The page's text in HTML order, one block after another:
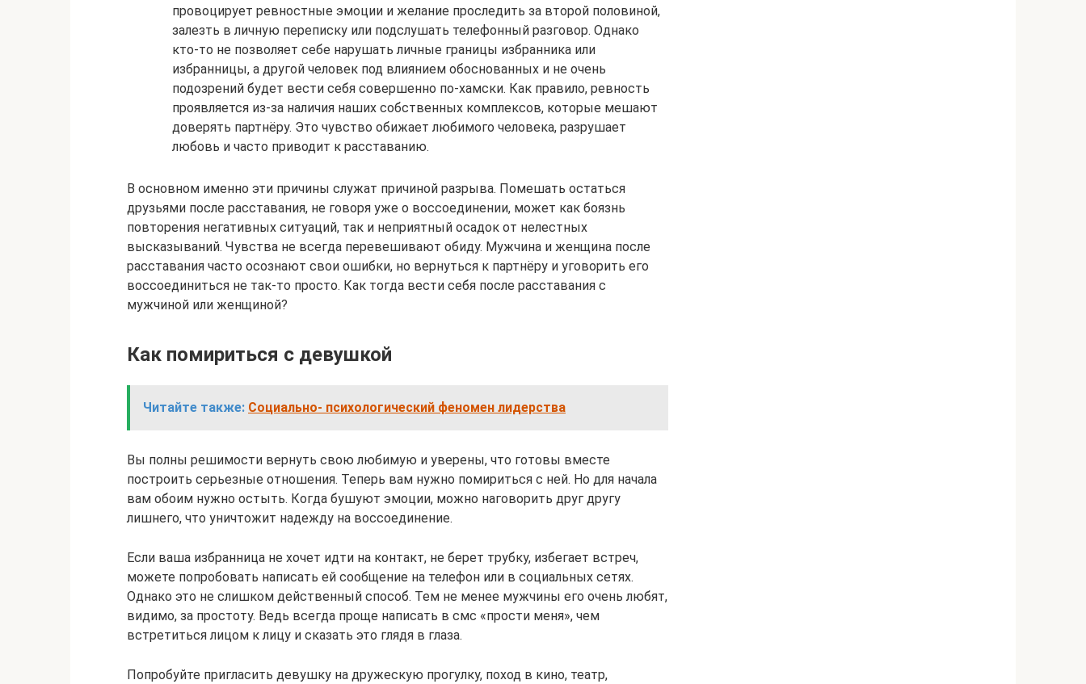
провоцирует ревностные эмоции и желание проследить за второй половиной,
залезть в личную переписку или подслушать телефонный разговор. Однако
кто-то не позволяет себе нарушать личные границы избранника или
избранницы, а другой человек под влиянием обоснованных и не очень
подозрений будет вести себя совершенно по-хамски. Как правило, ревность
проявляется из-за наличия наших собственных комплексов, которые мешают
доверять партнёру. Это чувство обижает любимого человека, разрушает
любовь и часто приводит к расставанию.
В основном именно эти причины служат причиной разрыва. Помешать остаться
друзьями после расставания, не говоря уже о воссоединении, может как боязнь
повторения негативных ситуаций, так и неприятный осадок от нелестных
высказываний. Чувства не всегда перевешивают обиду. Мужчина и женщина после
расставания часто осознают свои ошибки, но вернуться к партнёру и уговорить его
воссоединиться не так-то просто. Как тогда вести себя после расставания с
мужчиной или женщиной?
Как помириться с девушкой
Читайте также: Социально- психологический феномен лидерства
Вы полны решимости вернуть свою любимую и уверены, что готовы вместе
построить серьезные отношения. Теперь вам нужно помириться с ней. Но для начала
вам обоим нужно остыть. Когда бушуют эмоции, можно наговорить друг другу
лишнего, что уничтожит надежду на воссоединение.
Если ваша избранница не хочет идти на контакт, не берет трубку, избегает встреч,
можете попробовать написать ей сообщение на телефон или в социальных сетях.
Однако это не слишком действенный способ. Тем не менее мужчины его очень любят,
видимо, за простоту. Ведь всегда проще написать в смс «прости меня», чем
встретиться лицом к лицу и сказать это глядя в глаза.
Попробуйте пригласить девушку на дружескую прогулку, поход в кино, театр,